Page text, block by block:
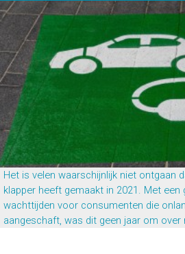
Het is velen waarschijnlijk niet ontgaan
klapper heeft gemaakt in 2021. Met
wachttijden voor consumenten die
aangeschaft, was dit geen jaar om over